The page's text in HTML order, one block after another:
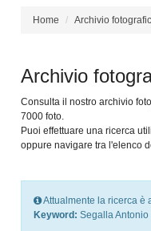
Home Archivio
Archivio
Consulta il nostro archivio
7000 foto.
Puoi effettuare una ricerca
oppure navigare tra l'elenco
Attualmente la ricerca è
Keyword:Segalla Antonio